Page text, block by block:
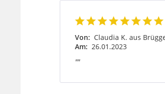
Von: Claudia K. aus
Am: 26.01.2023
""